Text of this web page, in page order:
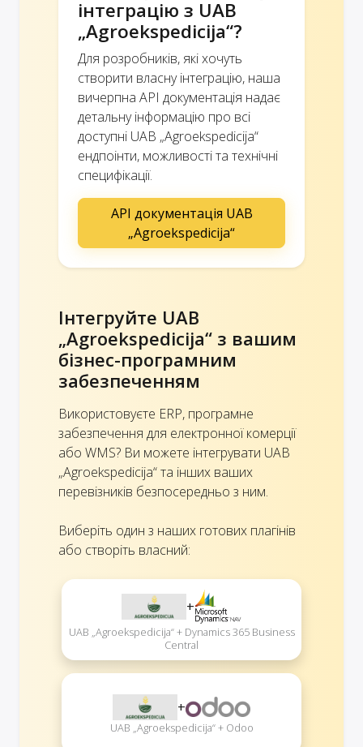
інтеграцію з UAB
„Agroekspedicija“?
Для розробників, які хочуть
створити власну інтеграцію, наша
вичерпна API документація надає
детальну інформацію про всі
доступні UAB „Agroekspedicija“
ендпоінти, можливості та технічні
специфікації.
API документація UAB
„Agroekspedicija“
Інтегруйте UAB
„Agroekspedicija“ з вашим
бізнес-програмним
забезпеченням
Використовуєте ERP, програмне
забезпечення для електронної комерції
або WMS? Ви можете інтегрувати UAB
„Agroekspedicija“ та інших ваших
перевізників безпосередньо з ним.
Виберіть один з наших готових плагінів
або створіть власний:
+
UAB „Agroekspedicija“ + Dynamics 365 Business
Central
+
UAB „Agroekspedicija“ + Odoo